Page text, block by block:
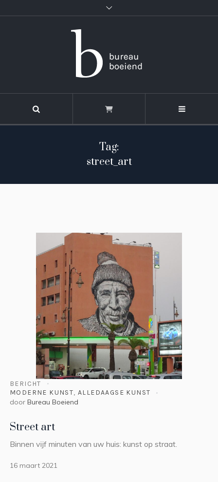
Tag:
street_art
BERICHT
MODERNE KUNST,ALLEDAAGSE KUNST
door Bureau Boeiend
Street art
Binnen vijf minuten van uw huis: kunst op straat.
16 maart 2021